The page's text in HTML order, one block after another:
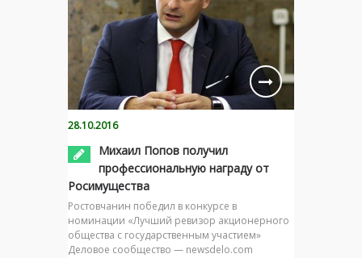
28.10.2016
Михаил Попов получил
профессиональную награду от
Росимущества
Ростовчанин победил в конкурсе в
номинации «Лучший ревизор акционерного
общества с государственным участием»
Деловое сообщество — newsdelo.com